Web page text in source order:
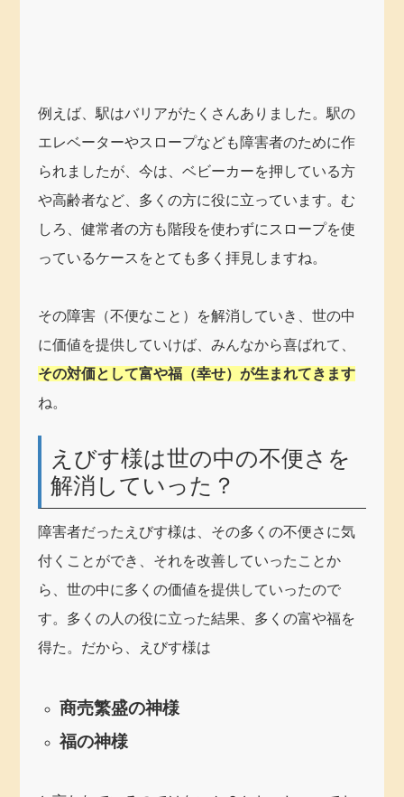
例えば、駅はバリアがたくさんありました。駅の
エレベーターやスロープなども障害者のために作
られましたが、今は、ベビーカーを押している方
や高齢者など、多くの方に役に立っています。む
しろ、健常者の方も階段を使わずにスロープを使
っているケースをとても多く拝見しますね。
その障害（不便なこと）を解消していき、世の中
に価値を提供していけば、みんなから喜ばれて、
その対価として富や福（幸せ）が生まれてきます
ね。
えびす様は世の中の不便さを
解消していった？
障害者だったえびす様は、その多くの不便さに気
付くことができ、それを改善していったことか
ら、世の中に多くの価値を提供していったので
す。多くの人の役に立った結果、多くの富や福を
得た。だから、えびす様は
商売繁盛の神様
福の神様